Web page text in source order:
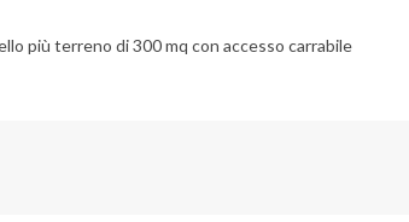
più terreno di 300 mq con accesso carrabile